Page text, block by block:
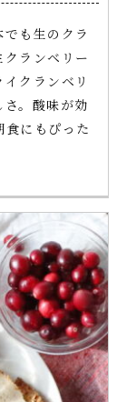
も生のクラ
ランベリー
クランベリ
。酸味が効
にもぴった